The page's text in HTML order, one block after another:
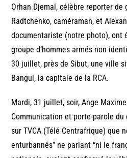
Orhan Djemal, célèbre reporter de
Radtchenko, caméraman, et
documentariste (notre photo), ont
groupe d’hommes armés non-
30 juillet, près de Sibut, une ville
Bangui, la capitale de la RCA.
Mardi, 31 juillet, soir, Ange
Communication et porte-parole
sur TVCA (Télé Centrafrique) que
enturbannés” ne parlant “ni le